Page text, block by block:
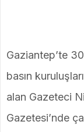
Gaziantep’te
basın
alan Gazeteci
Gazetesi’nde